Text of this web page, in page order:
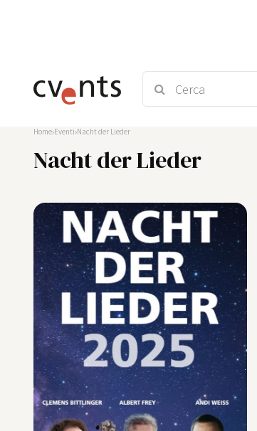
Home Eventi Nacht der Lieder
Nacht der Lieder